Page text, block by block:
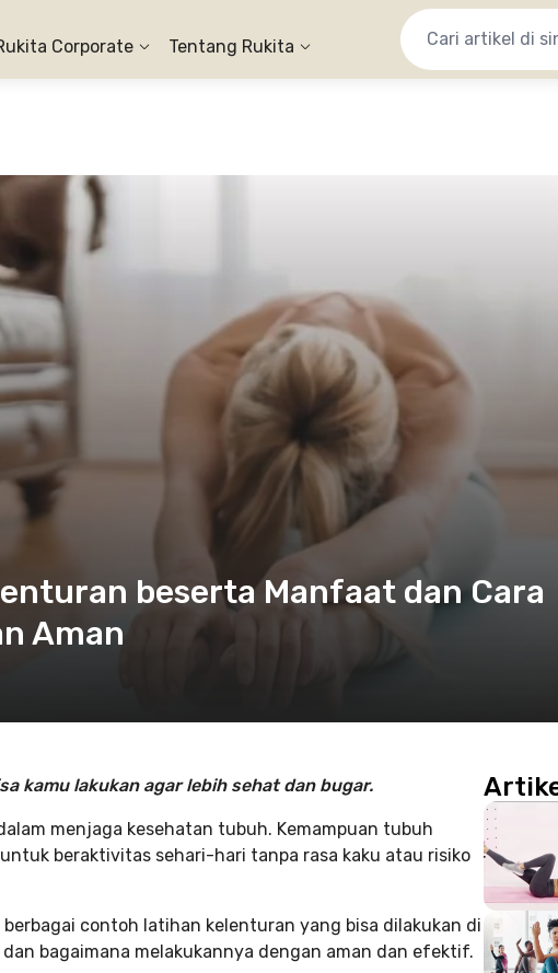
Corporate Tentang Rukita
beserta Manfaat dan Cara
Aman
kamu lakukan agar lebih sehat dan bugar.
menjaga kesehatan tubuh. Kemampuan tubuh
beraktivitas sehari-hari tanpa rasa kaku atau risiko
contoh latihan kelenturan yang bisa dilakukan di
bagaimana melakukannya dengan aman dan efektif.